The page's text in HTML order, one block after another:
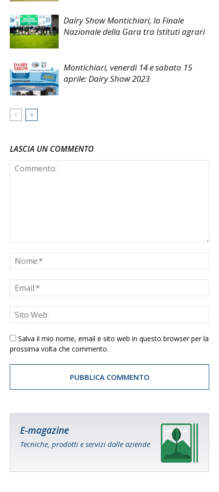
Dairy Show Montichiari, la Finale
Nazionale della Gara tra Istituti agrari
Montichiari, venerdì 14 e sabato 15
aprile: Dairy Show 2023
LASCIA UN COMMENTO
Salva il mio nome, email e sito web in questo browser per la
prossima volta che commento.
E-magazine
Tecniche, prodotti e servizi dalle aziende